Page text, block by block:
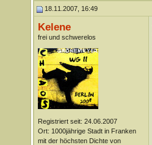
18.11.2007, 16:49
Kelene
frei und schwerelos
Registriert seit: 24.06.2007
Ort: 1000jährige Stadt in Franken
mit der höchsten Dichte von